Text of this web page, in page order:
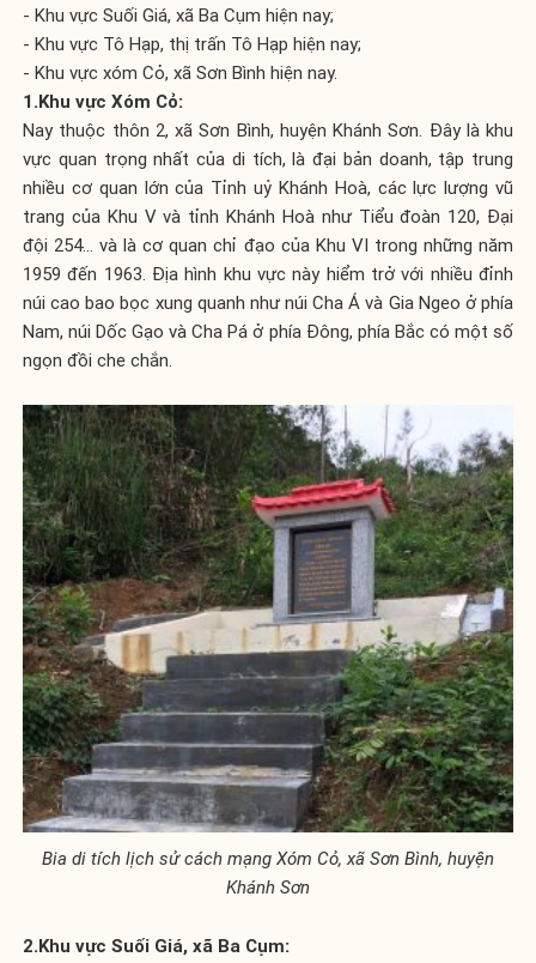
- Khu vực Suối Giá, xã Ba Cụm hiện nay;
- Khu vực Tô Hạp, thị trấn Tô Hạp hiện nay;
- Khu vực xóm Cỏ, xã Sơn Bình hiện nay.
1.Khu vực Xóm Cỏ:
Nay thuộc thôn 2, xã Sơn Bình, huyện Khánh Sơn. Đây là khu
vực quan trọng nhất của di tích, là đại bản doanh, tập trung
nhiều cơ quan lớn của Tỉnh uỷ Khánh Hoà, các lực lượng vũ
trang của Khu V và tỉnh Khánh Hoà như Tiểu đoàn 120, Đại
đội 254… và là cơ quan chỉ đạo của Khu VI trong những năm
1959 đến 1963. Địa hình khu vực này hiểm trở với nhiều đỉnh
núi cao bao bọc xung quanh như núi Cha Á và Gia Ngeo ở phía
Nam, núi Dốc Gạo và Cha Pá ở phía Đông, phía Bắc có một số
ngọn đồi che chắn.
Bia di tích lịch sử cách mạng Xóm Cỏ, xã Sơn Bình, huyện
Khánh Sơn
2.Khu vực Suối Giá, xã Ba Cụm: